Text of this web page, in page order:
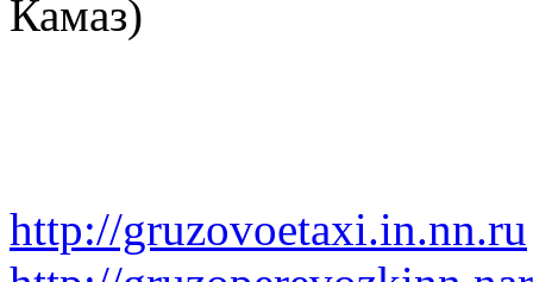
Камаз)
http://gruzovoetaxi.in.nn.ru